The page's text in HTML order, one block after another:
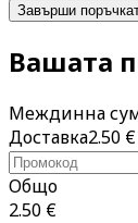
Завърши
Вашата
Междинна
Доставка2.50 €
Общо
2.50 €